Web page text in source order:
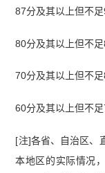
87分及其以上但不足
80分及其以上但不足
70分及其以上但不足
60分及其以上但不足
[注]各省、自治区、
本地区的实际情况